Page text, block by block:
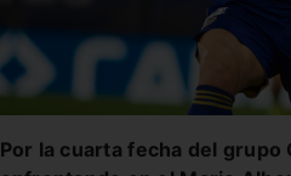
Por la cuarta fecha del grupo